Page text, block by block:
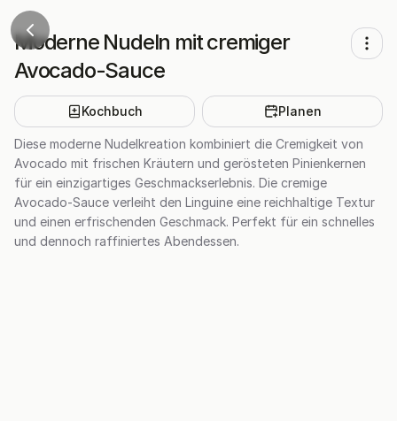
Moderne Nudeln mit cremiger
Avocado-Sauce
Kochbuch Planen
Diese moderne Nudelkreation kombiniert die Cremigkeit von
Avocado mit frischen Kräutern und gerösteten Pinienkernen
für ein einzigartiges Geschmackserlebnis. Die cremige
Avocado-Sauce verleiht den Linguine eine reichhaltige Textur
und einen erfrischenden Geschmack. Perfekt für ein schnelles
und dennoch raffiniertes Abendessen.